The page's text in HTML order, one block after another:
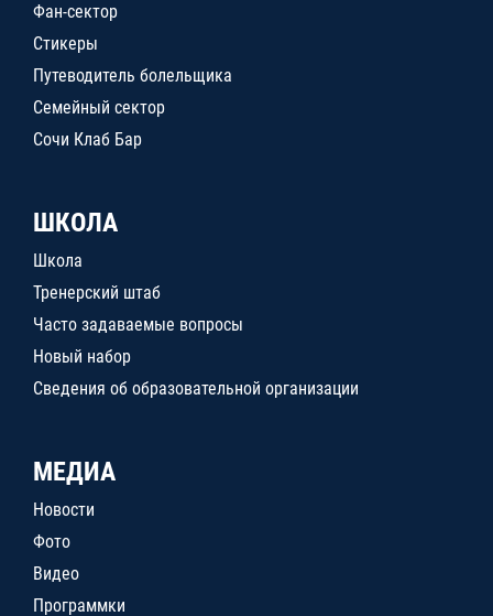
Фан-сектор
Стикеры
Путеводитель болельщика
Семейный сектор
Сочи Клаб Бар
ШКОЛА
Школа
Тренерский штаб
Часто задаваемые вопросы
Новый набор
Сведения об образовательной организации
МЕДИА
Новости
Фото
Видео
Программки